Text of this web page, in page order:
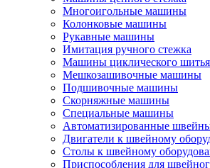
Многоигольные машины
Колонковые машины
Рукавные машины
Имитация ручного стежка
Машины циклического шитья
Мешкозашивочные машины
Подшивочные машины
Скорняжные машины
Специальные машины
Автоматизированные
Двигатели к швейному
Столы к швейному
Приспособления для